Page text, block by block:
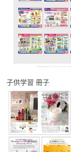
子供学習 冊子